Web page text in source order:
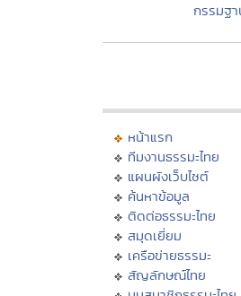
กรรมฐ
หน้าแรก
ทีมงานธรรมะไทย
แผนผังเว็บไซต์
ค้นหาข้อมูล
ติดต่อธรรมะไทย
สมุดเยี่ยม
เครือข่ายธรรมะ
สัญลักษณ์ไทย